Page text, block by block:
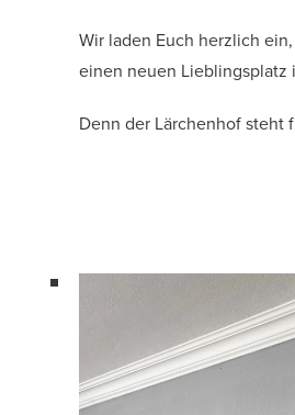
Wir laden Euch herzlich
einen neuen Lieblingsplatz
Denn der Lärchenhof steht